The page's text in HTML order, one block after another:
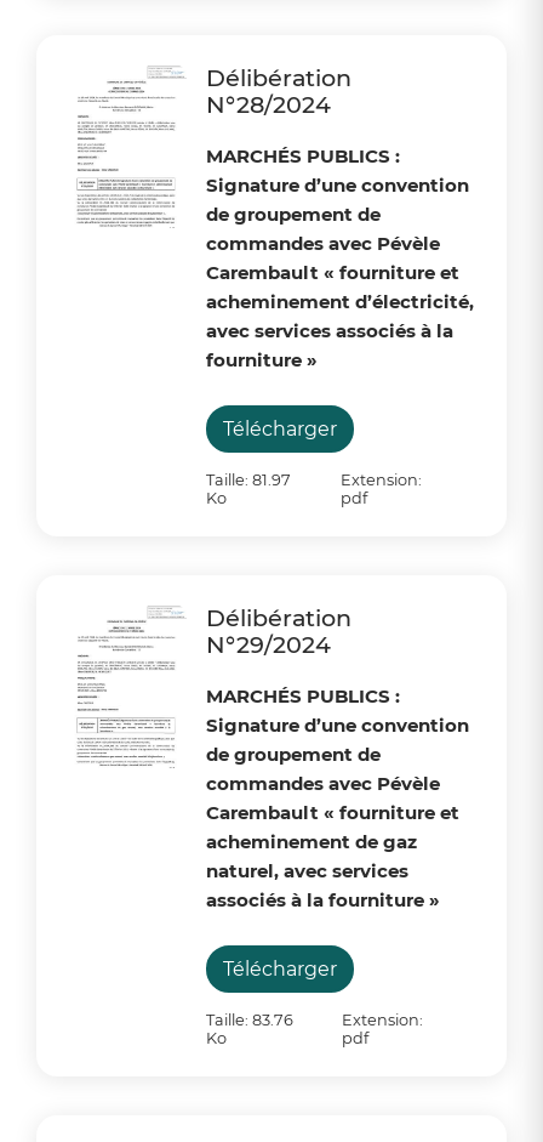
Délibération
N°28/2024
MARCHÉS PUBLICS :
Signature d’une convention
de groupement de
commandes avec Pévèle
Carembault « fourniture et
acheminement d’électricité,
avec services associés à la
fourniture »
Télécharger
Taille: 81.97
Ko
Extension:
pdf
Délibération
N°29/2024
MARCHÉS PUBLICS :
Signature d’une convention
de groupement de
commandes avec Pévèle
Carembault « fourniture et
acheminement de gaz
naturel, avec services
associés à la fourniture »
Télécharger
Taille: 83.76
Ko
Extension:
pdf